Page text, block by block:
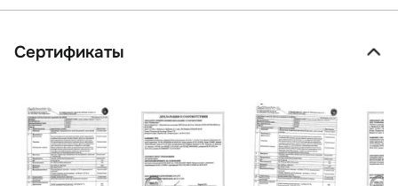
Сертификаты